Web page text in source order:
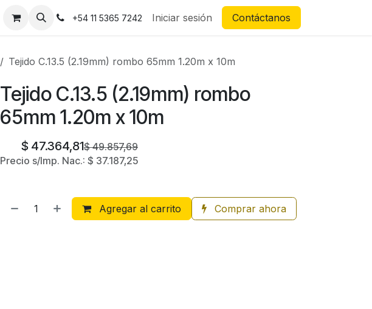
+54 11 5365 7242 Iniciar sesión Contáctanos
Tejido C.13.5 (2.19mm) rombo 65mm 1.20m x 10m
Tejido C.13.5 (2.19mm) rombo
65mm 1.20m x 10m
$ 47.364,81$49.857,69
Precio s/Imp. Nac.: $ 37.187,25
Agregar al carrito Comprar ahora